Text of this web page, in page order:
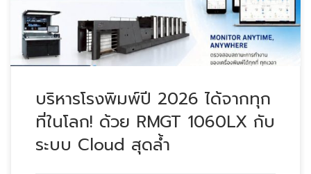
บริหารโรงพิมพ์ปี 2026 ได้จากทุก
ที่ในโลก! ด้วย RMGT 1060LX กับ
ระบบ Cloud สุดล้ำ